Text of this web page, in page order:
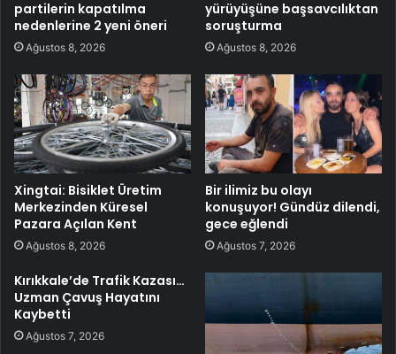
partilerin kapatılma
nedenlerine 2 yeni öneri
Ağustos 8, 2026
yürüyüşüne başsavcılıktan
soruşturma
Ağustos 8, 2026
Xingtai: Bisiklet Üretim
Merkezinden Küresel
Pazara Açılan Kent
Ağustos 8, 2026
Bir ilimiz bu olayı
konuşuyor! Gündüz dilendi,
gece eğlendi
Ağustos 7, 2026
Kırıkkale’de Trafik Kazası…
Uzman Çavuş Hayatını
Kaybetti
Ağustos 7, 2026